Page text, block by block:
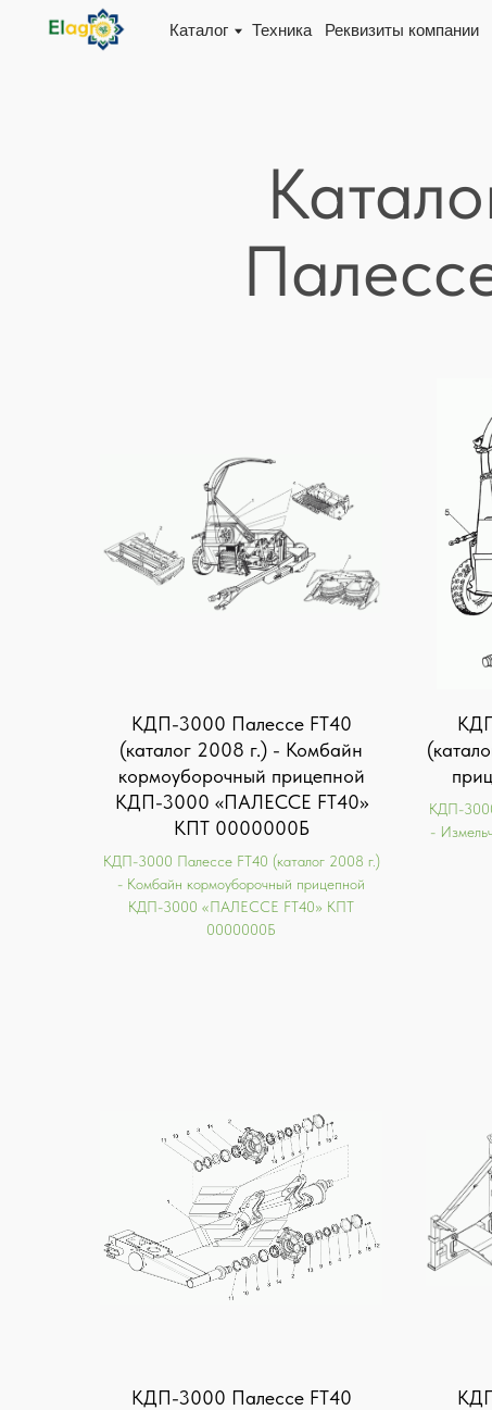
Каталог Реквизиты компании
Техника
КДП-3000 Палессе FT40
(каталог 2008 г.) - Комбайн
кормоуборочный прицепной
КДП-3000 «ПАЛЕССЕ FT40»
КПТ 0000000Б
КДП-3000 Палессе FT40 (каталог 2008 г.)
- Комбайн кормоуборочный прицепной
КДП-3000 «ПАЛЕССЕ FT40» КПТ
0000000Б
КДП-
-
КДП-3000 Палессе FT40